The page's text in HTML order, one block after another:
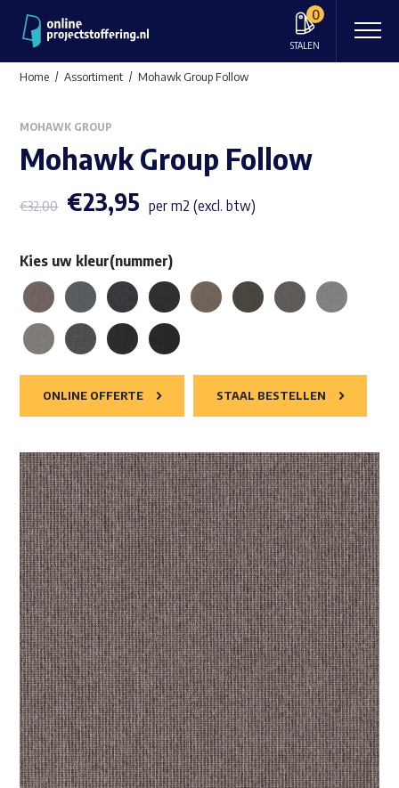
0
STALEN
Home Assortiment Mohawk Group Follow
MOHAWK GROUP
Mohawk Group Follow
€32,00 €23,95 per m2 (excl. btw)
Kies uw kleur(nummer)
ONLINE OFFERTE STAAL BESTELLEN